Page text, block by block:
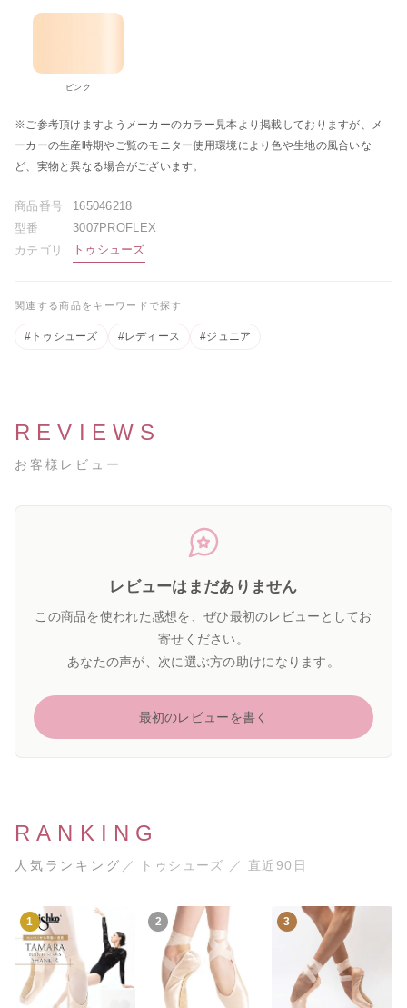
ピンク
※ご参考頂けますようメーカーのカラー見本より掲載しておりますが、メ
ーカーの生産時期やご覧のモニター使用環境により色や生地の風合いな
ど、実物と異なる場合がございます。
商品番号
165046218
型番
3007PROFLEX
カテゴリ
トゥシューズ
関連する商品をキーワードで探す
#トゥシューズ #レディース #ジュニア
REVIEWS
お客様レビュー
レビューはまだありません
この商品を使われた感想を、ぜひ最初のレビューとしてお
寄せください。
あなたの声が、次に選ぶ方の助けになります。
最初のレビューを書く
RANKING
人気ランキング ／ トゥシューズ ／ 直近90日
1 2 3